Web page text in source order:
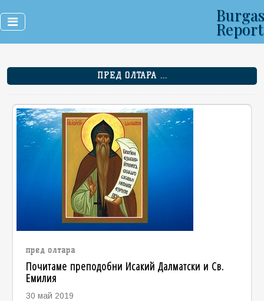
Burgas
ПРЕД ОЛТАРА ...
пред олтара
Почитаме преподобни Исакий Далматски и Св.
Емилия
30 май 2019